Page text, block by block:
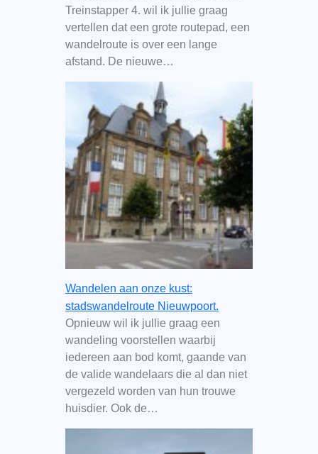
Treinstapper 4. wil ik jullie graag
vertellen dat een grote routepad, een
wandelroute is over een lange
afstand. De nieuwe…
Wandelen aan onze kust:
stadswandelroute Nieuwpoort.
Opnieuw wil ik jullie graag een
wandeling voorstellen waarbij
iedereen aan bod komt, gaande van
de valide wandelaars die al dan niet
vergezeld worden van hun trouwe
huisdier. Ook de…